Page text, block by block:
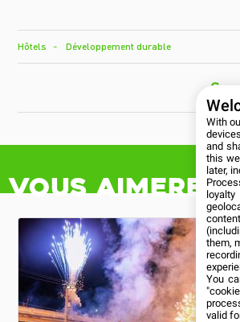
Hôtels Développement durable
Vous aimerez
With
and
this
later,
them,
You
valid